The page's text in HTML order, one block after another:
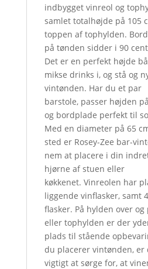
indbygget vinreol og
samlet totalhøjde på 105
toppen af tophylden.
på tønden sidder i 90
Det er en perfekt højde
mikse drinks i, og stå og
vintønden. Har du et par
barstole, passer højden
og bordplade perfekt til
Med en diameter på 65
sted er Rosey-Zee bar-
nem at placere i din
hjørne af stuen eller
køkkenet. Vinreolen har
liggende vinflasker, samt
flasker. På hylden over
eller tophylden er der
plads til stående
du placerer vintønden, er
vigtigt at sørge for, at